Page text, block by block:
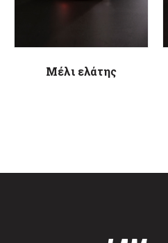
Μέλι ελάτης